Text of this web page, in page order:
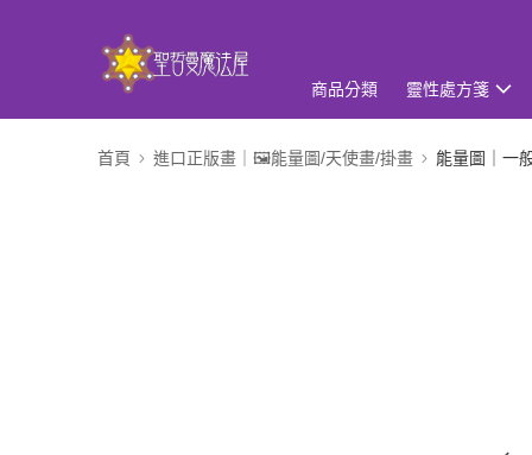
商品分類 靈性處方箋
首頁 進口正版畫｜🖼️能量圖/天使畫/掛畫 能量圖｜一